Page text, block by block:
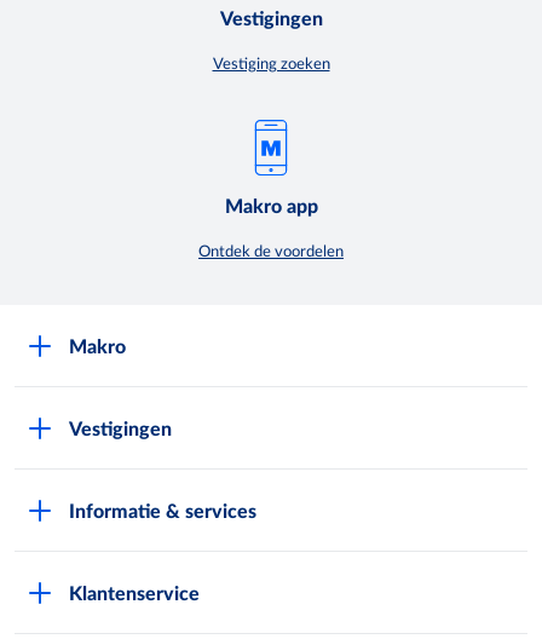
Vestigingen
Vestiging zoeken
Makro app
Ontdek de voordelen
Makro
Exploitatie buitenterreinen
Vestigingen
Informatie & services
Klantenservice